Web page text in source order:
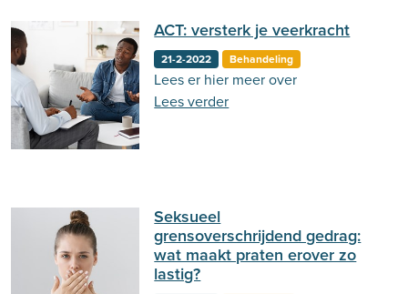
ACT: versterk je veerkracht
21-2-2022 Behandeling
Lees er hier meer over
Lees verder
Seksueel
grensoverschrijdend gedrag:
wat maakt praten erover zo
lastig?